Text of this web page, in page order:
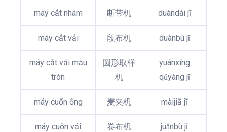
máy cắt nhám 断带机 duàndài jī
máy cắt vải 段布机 duànbù jī
máy cắt vải mẫu
tròn
圆形取样
机
yuánxíng
qǔyàng jī
máy cuốn ống 麦夹机 màijiā jī
máy cuộn vải 卷布机 juǎnbù jī